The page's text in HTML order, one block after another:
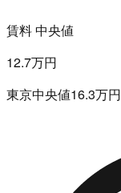
賃料 中央値
12.7万円
東京中央値16.3万円